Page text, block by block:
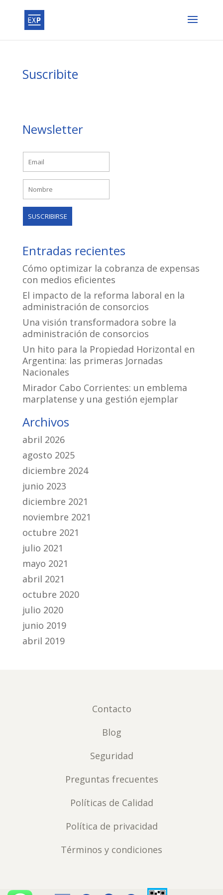
Suscribite
Newsletter
Entradas recientes
Cómo optimizar la cobranza de expensas
con medios eficientes
El impacto de la reforma laboral en la
administración de consorcios
Una visión transformadora sobre la
administración de consorcios
Un hito para la Propiedad Horizontal en
Argentina: las primeras Jornadas
Nacionales
Mirador Cabo Corrientes: un emblema
marplatense y una gestión ejemplar
Archivos
abril 2026
agosto 2025
diciembre 2024
junio 2023
diciembre 2021
noviembre 2021
octubre 2021
julio 2021
mayo 2021
abril 2021
octubre 2020
julio 2020
junio 2019
abril 2019
Contacto
Blog
Seguridad
Preguntas frecuentes
Políticas de Calidad
Política de privacidad
Términos y condiciones